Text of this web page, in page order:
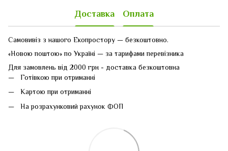
Доставка Оплата
Самовивіз з нашого Екопростору — безкоштовно.
«Новою поштою» по Україні — за тарифами перевізника
Для замовлень від 2000 грн - доставка безкоштовна
Готівкою при отриманні
Картою при отриманні
На розрахунковий рахунок ФОП